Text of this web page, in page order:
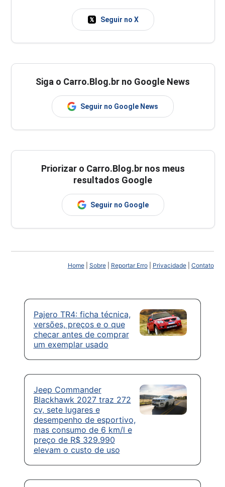
Seguir no X
Siga o Carro.Blog.br no Google News
Seguir no Google News
Priorizar o Carro.Blog.br nos meus
resultados Google
Seguir no Google
Home| Sobre| Reportar Erro| Privacidade| Contato
Pajero TR4: ficha técnica,
versões, preços e o que
checar antes de comprar
um exemplar usado
Jeep Commander
Blackhawk 2027 traz 272
cv, sete lugares e
desempenho de esportivo,
mas consumo de 6 km/l e
preço de R$ 329.990
elevam o custo de uso